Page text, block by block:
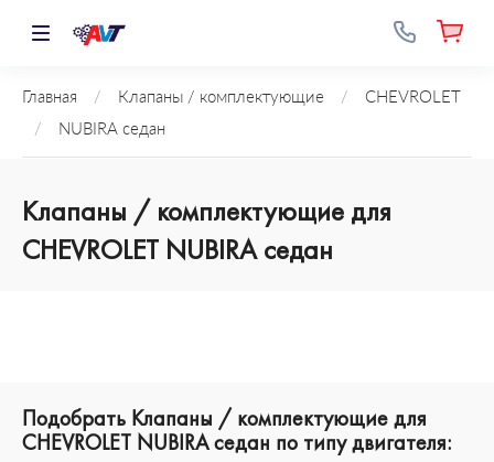
Главная / Клапаны / комплектующие /
CHEVROLET
/
NUBIRA седан
Клапаны / комплектующие для
CHEVROLET NUBIRA седан
Подобрать Клапаны / комплектующие для
CHEVROLET NUBIRA седан по типу двигателя: